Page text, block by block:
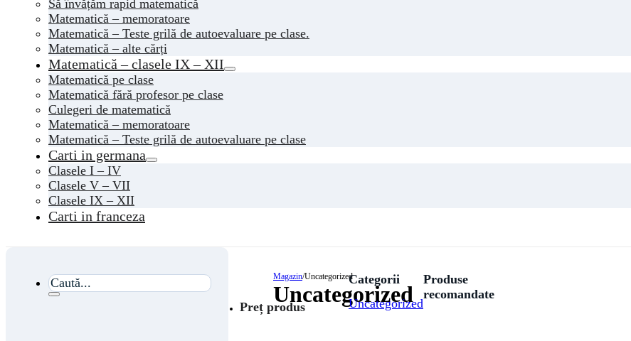
Să învățăm rapid matematică
Matematică – memoratoare
Matematică – Teste grilă de autoevaluare pe clase.
Matematică – alte cărți
Matematică – clasele IX – XII
Matematică pe clase
Matematică fără profesor pe clase
Culegeri de matematică
Matematică – memoratoare
Matematică – Teste grilă de autoevaluare pe clase
Carti in germana
Clasele I – IV
Clasele V – VII
Clasele IX – XII
Carti in franceza
Magazin/Uncategorized
Uncategorized
Caută...
Preț produs
Categorii
Uncategorized
Produse
recomandate